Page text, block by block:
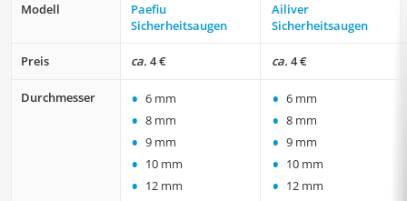
Modell
Paefiu
Sicherheitsaugen
Ailiver
Sicherheitsaugen
Preis ca. 4 € ca. 4 €
Durchmesser • 6 mm
• 8 mm
• 9 mm
• 10 mm
• 12 mm
• 6 mm
• 8 mm
• 9 mm
• 10 mm
• 12 mm